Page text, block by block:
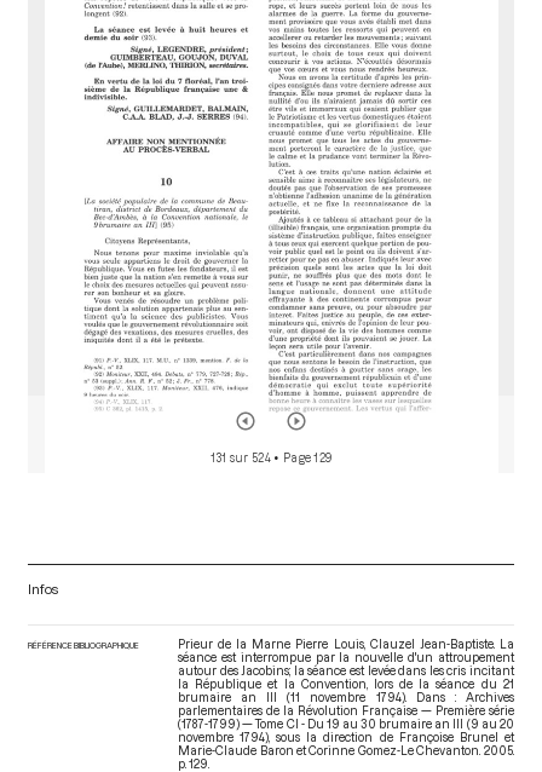
131 sur 524 • Page 129
Infos
RÉFÉRENCE BIBLIOGRAPHIQUE
Prieur de la Marne Pierre Louis, Clauzel Jean-Baptiste. La
séance est interrompue par la nouvelle d'un attroupement
autour des Jacobins; la séance est levée dans les cris incitant
la République et la Convention, lors de la séance du 21
brumaire an III (11 novembre 1794). Dans : Archives
parlementaires de la Révolution Française — Première série
(1787-1799) — Tome CI - Du 19 au 30 brumaire an III (9 au 20
novembre 1794) , sous la direction de Françoise Brunel et
Marie-Claude Baron et Corinne Gomez-Le Chevanton. 2005.
p. 129.